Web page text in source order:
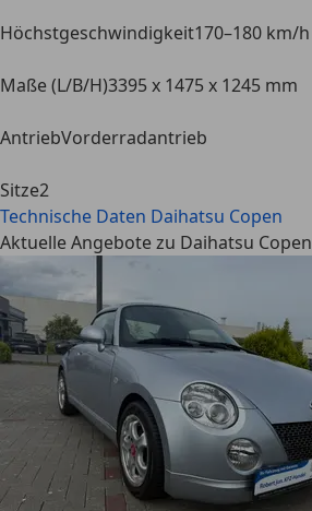
Höchstgeschwindigkeit170–180 km/h
Maße (L/B/H)3395 x 1475 x 1245 mm
AntriebVorderradantrieb
Sitze2
Technische Daten Daihatsu Copen
Aktuelle Angebote zu Daihatsu Copen